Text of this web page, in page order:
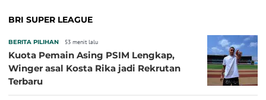
BRI SUPER LEAGUE
BERITA PILIHAN 53 menit lalu
Kuota Pemain Asing PSIM Lengkap,
Winger asal Kosta Rika jadi Rekrutan
Terbaru